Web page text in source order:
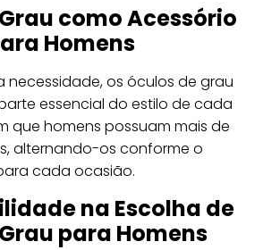
como Acessório
Homens
necessidade, os óculos de grau
essencial do estilo de cada
que homens possuam mais de
alternando-os conforme o
cada ocasião.
na Escolha de
para Homens